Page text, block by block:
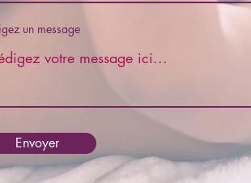
un message
Envoyer